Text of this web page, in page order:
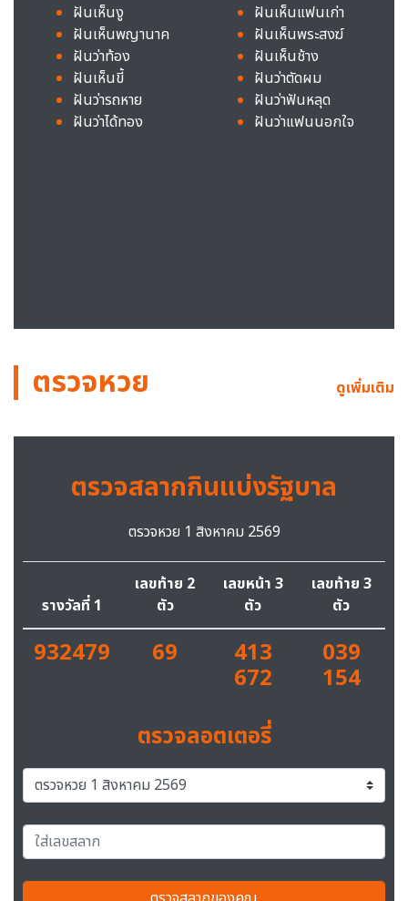
ฝันเห็นงู
ฝันเห็นพญานาค
ฝันว่าท้อง
ฝันเห็นขี้
ฝันว่ารถหาย
ฝันว่าได้ทอง
ฝันเห็นแฟนเก่า
ฝันเห็นพระสงฆ์
ฝันเห็นช้าง
ฝันว่าตัดผม
ฝันว่าฟันหลุด
ฝันว่าแฟนนอกใจ
ตรวจหวย ดูเพิ่มเติม
ตรวจสลากกินแบ่งรัฐบาล
ตรวจหวย 1 สิงหาคม 2569
รางวัลที่ 1
เลขท้าย 2
ตัว
เลขหน้า 3
ตัว
เลขท้าย 3
ตัว
932479 69 413
672
039
154
ตรวจลอตเตอรี่